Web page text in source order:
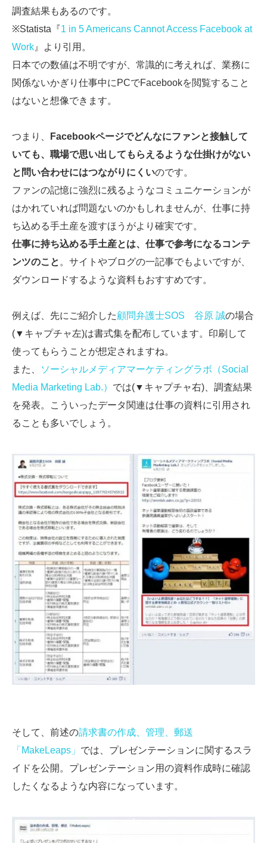
調査結果もあるのです。
※Statista『1 in 5 Americans Cannot Access Facebook at
Work 』より引用。
日本での数値は不明ですが、常識的に考えれば、業務に
関係ないかぎり仕事中にPCでFacebookを閲覧すること
はないと想像できます。
つまり、
Facebookページでどんなにファンと接触して
いても、職場で思い出してもらえるような仕掛けがない
と問い合わせにはつながりにくいのです。
ファンの記憶に強烈に残るようなコミュニケーションが
はかれていれば問題ないのかもしれませんが、仕事に持
ち込める手土産を渡すほうがより確実です。
仕事に持ち込める手土産とは、仕事で参考になるコンテ
ンツのこと 。サイトやブログの一記事でもよいですが、
ダウンロードするような資料もおすすめです。
例えば、先にご紹介した顧問弁護士SOS 谷原 誠の場合
(▼キャプチャ左)は書式集を配布しています。印刷して
使ってもらうことが想定されますね。
また、
ソーシャルメディアマーケティングラボ（Social
Media Marketing Lab.） では(▼キャプチャ右)、調査結果
を発表。こういったデータ関連は仕事の資料に引用され
ることも多いでしょう。
そして、前述の請求書の作成、管理、郵送
「MakeLeaps」 では、プレゼンテーションに関するスラ
イドを公開。プレゼンテーション用の資料作成時に確認
したくなるような内容になっています。